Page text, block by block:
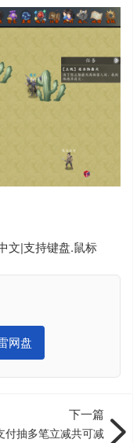
文|支持键盘.鼠标
网盘
下一篇
付抽多笔立减共可减